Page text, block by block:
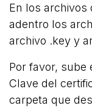
En los archivos
adentro los
archivo .key y
Por favor, sube
Clave del
carpeta que